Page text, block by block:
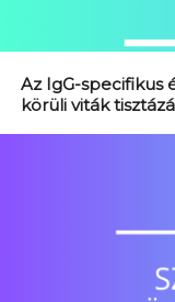
Az IgG-specifikus
körüli viták